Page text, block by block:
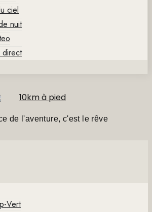
ciel
nuit
direct
de l'aventure, c'est le rêve
Vert